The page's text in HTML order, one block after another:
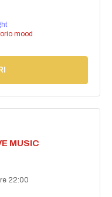
mood
MUSIC
22:00